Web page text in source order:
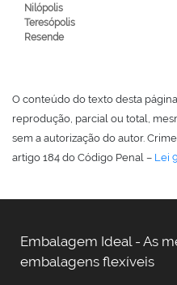
Nilópolis
Teresópolis
Resende
O conteúdo do texto desta
reprodução, parcial ou total,
sem a autorização do autor.
artigo 184 do Código Penal – Lei
Embalagem Ideal - As
embalagens flexíveis